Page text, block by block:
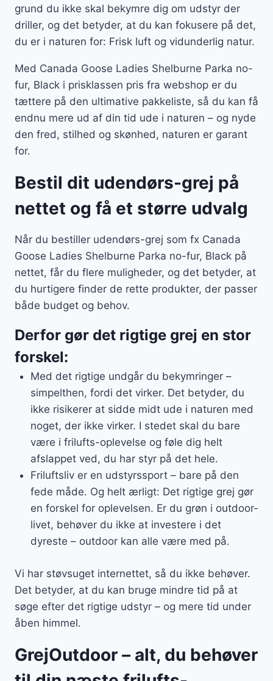
grund du ikke skal bekymre dig om udstyr der
driller, og det betyder, at du kan fokusere på det,
du er i naturen for: Frisk luft og vidunderlig natur.
Med Canada Goose Ladies Shelburne Parka no-
fur, Black i prisklassen pris fra webshop er du
tættere på den ultimative pakkeliste, så du kan få
endnu mere ud af din tid ude i naturen – og nyde
den fred, stilhed og skønhed, naturen er garant
for.
Bestil dit udendørs-grej på
nettet og få et større udvalg
Når du bestiller udendørs-grej som fx Canada
Goose Ladies Shelburne Parka no-fur, Black på
nettet, får du flere muligheder, og det betyder, at
du hurtigere finder de rette produkter, der passer
både budget og behov.
Derfor gør det rigtige grej en stor
forskel:
Med det rigtige undgår du bekymringer –
simpelthen, fordi det virker. Det betyder, du
ikke risikerer at sidde midt ude i naturen med
noget, der ikke virker. I stedet skal du bare
være i frilufts-oplevelse og føle dig helt
afslappet ved, du har styr på det hele.
Friluftsliv er en udstyrssport – bare på den
fede måde. Og helt ærligt: Det rigtige grej gør
en forskel for oplevelsen. Er du grøn i outdoor-
livet, behøver du ikke at investere i det
dyreste – outdoor kan alle være med på.
Vi har støvsuget internettet, så du ikke behøver.
Det betyder, at du kan bruge mindre tid på at
søge efter det rigtige udstyr – og mere tid under
åben himmel.
GrejOutdoor – alt, du behøver